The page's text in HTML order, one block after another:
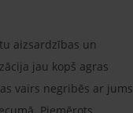
aizsardzības un
jau kopš agras
vairs negribēs ar jums